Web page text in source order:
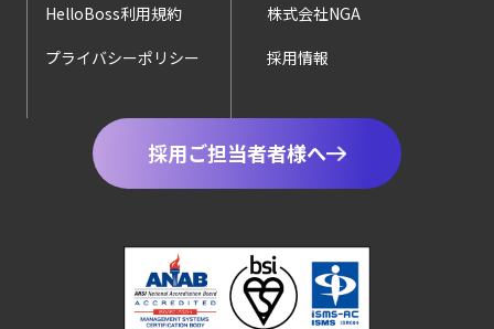
HelloBoss利用規約
プライバシーポリシー
株式会社NGA
採用情報
採用ご担当者者様へ